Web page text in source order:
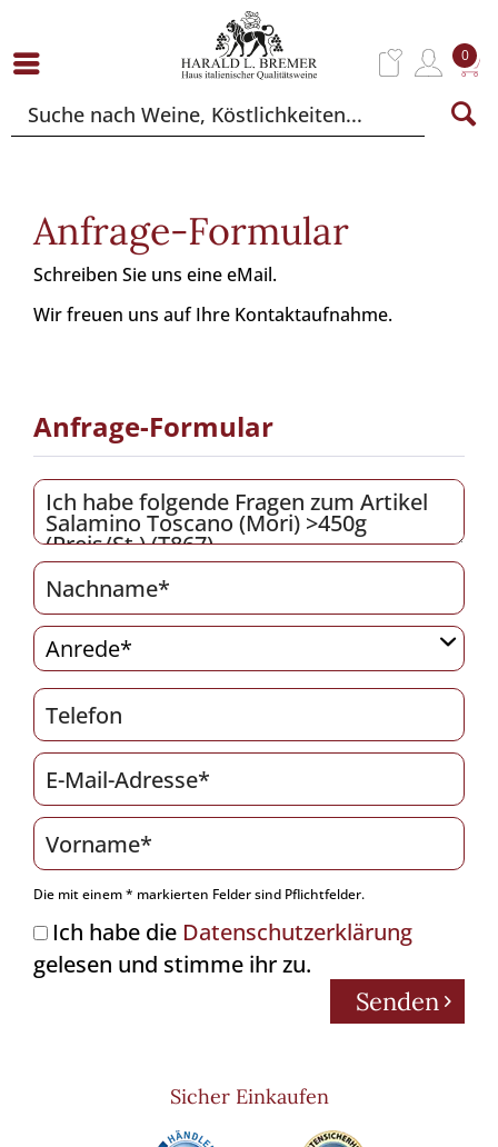
0
Anfrage-Formular
Schreiben Sie uns eine eMail.
Wir freuen uns auf Ihre Kontaktaufnahme.
Anfrage-Formular
Die mit einem * markierten Felder sind Pflichtfelder.
Ich habe die Datenschutzerklärung
gelesen und stimme ihr zu.
Senden
Sicher Einkaufen